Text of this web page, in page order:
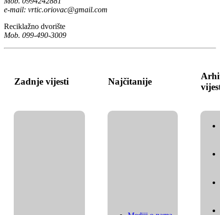
e-mail: vrtic.oriovac@gmail.com
Reciklažno dvorište
Mob. 099-490-3009
Zadnje vijesti Najčitanije